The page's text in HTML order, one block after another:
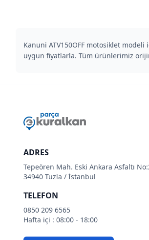
Kanuni ATV150OFF motosiklet
uygun fiyatlarla. Tüm ürünlerimiz
ADRES
Tepeören Mah. Eski Ankara Asfaltı
34940 Tuzla / İstanbul
TELEFON
0850 209 6565
Hafta içi : 08:00 - 18:00